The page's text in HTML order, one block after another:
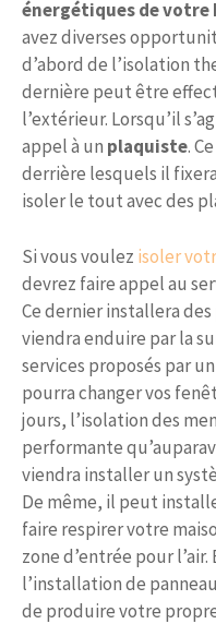
énergétiques de
avez diverses
d’abord de l’isolation
dernière peut être
l’extérieur. Lorsqu’il
appel à un plaquiste.
derrière lesquels il
isoler le tout avec des
Si vous voulez isoler
devrez faire appel au
Ce dernier installera
viendra enduire par la
services proposés par un
pourra changer vos
jours, l’isolation des
performante
viendra installer un
De même, il peut
faire respirer votre
zone d’entrée pour
l’installation de
de produire votre